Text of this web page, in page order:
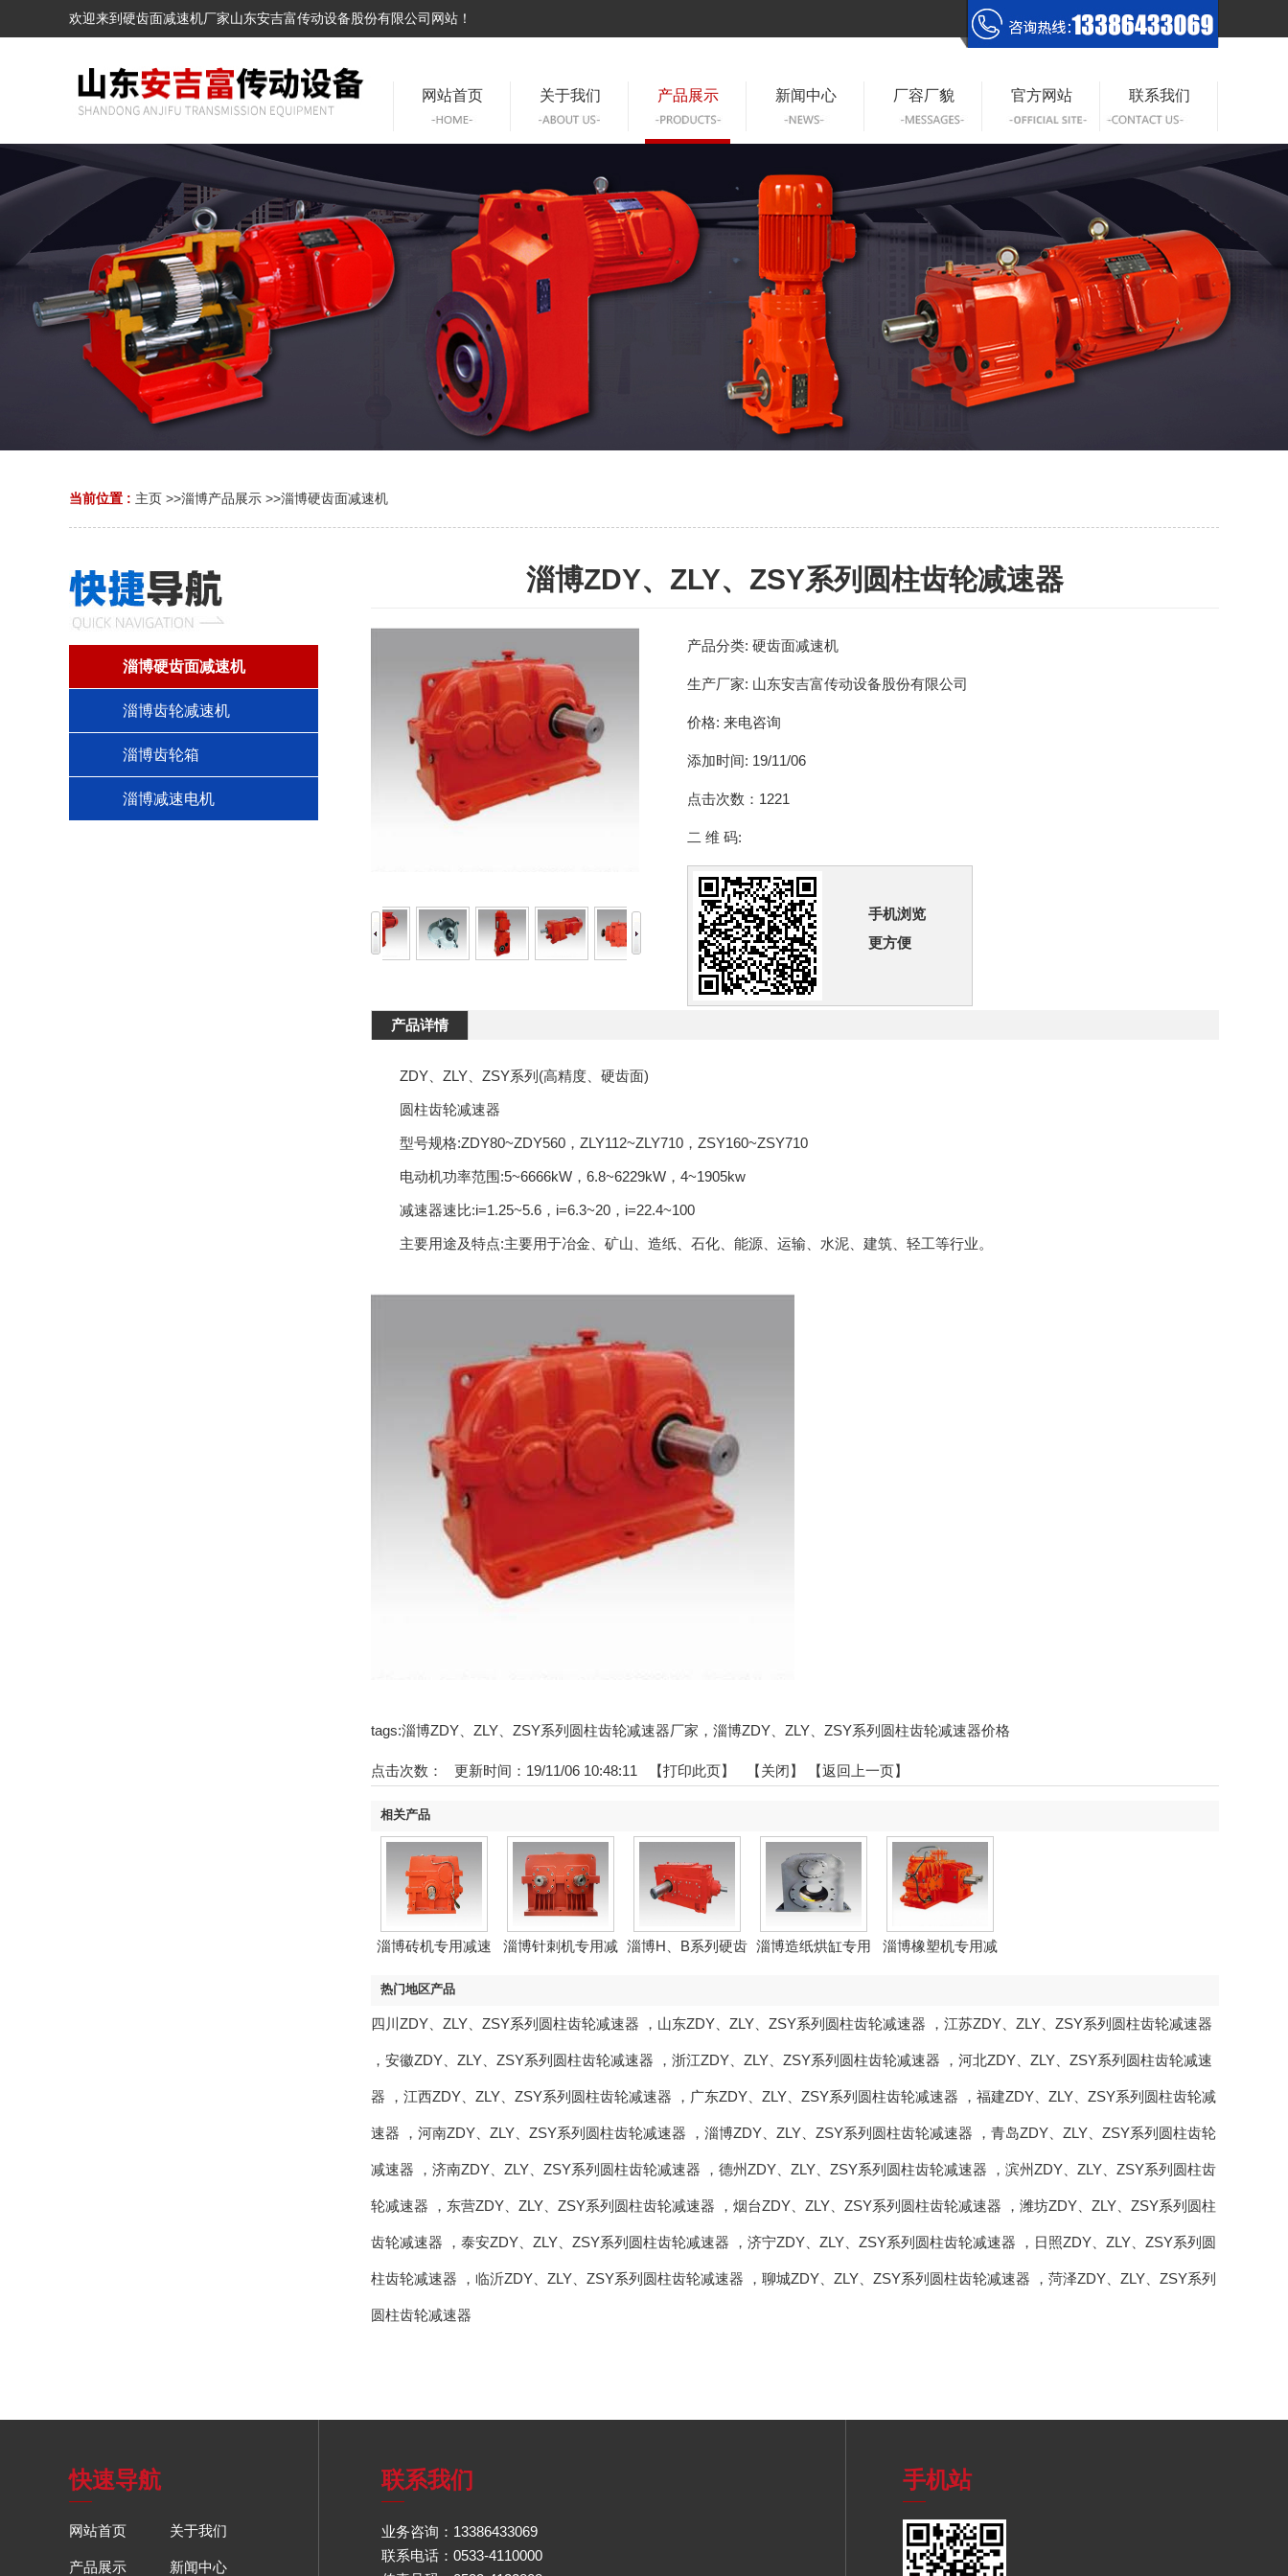
欢迎来到硬齿面减速机厂家山东安吉富传动设备股份有限公司网站！
网站首页 关于我们 产品展示 新闻中心 厂容厂貌 官方网站 联系我们
当前位置 : 主页 >>淄博产品展示 >>淄博硬齿面减速机
淄博硬齿面减速机
淄博齿轮减速机
淄博齿轮箱
淄博减速电机
淄博ZDY、ZLY、ZSY系列圆柱齿轮减速器
产品分类: 硬齿面减速机
生产厂家: 山东安吉富传动设备股份有限公司
价格: 来电咨询
添加时间: 19/11/06
点击次数： 1221
二 维 码:
手机浏览
更方便
产品详情
ZDY、ZLY、ZSY系列(高精度、硬齿面)
圆柱齿轮减速器
型号规格:ZDY80~ZDY560，ZLY112~ZLY710，ZSY160~ZSY710
电动机功率范围:5~6666kW，6.8~6229kW，4~1905kw
减速器速比:i=1.25~5.6，i=6.3~20，i=22.4~100
主要用途及特点:主要用于冶金、矿山、造纸、石化、能源、运输、水泥、建筑、轻工等行业。
tags:淄博ZDY、ZLY、ZSY系列圆柱齿轮减速器厂家，淄博ZDY、ZLY、ZSY系列圆柱齿轮减速器价格
点击次数： 更新时间：19/11/06 10:48:11 【打印此页】 【关闭】 【返回上一页】
相关产品
淄博砖机专用减速
淄博针刺机专用减 淄博H、B系列硬齿 淄博造纸烘缸专用
淄博橡塑机专用减
热门地区产品
四川ZDY、ZLY、ZSY系列圆柱齿轮减速器 ， 山东ZDY、ZLY、ZSY系列圆柱齿轮减速器 ， 江苏ZDY、ZLY、ZSY系列圆柱齿轮减速器
， 安徽ZDY、ZLY、ZSY系列圆柱齿轮减速器 ， 浙江ZDY、ZLY、ZSY系列圆柱齿轮减速器 ， 河北ZDY、ZLY、ZSY系列圆柱齿轮减速
器 ， 江西ZDY、ZLY、ZSY系列圆柱齿轮减速器 ， 广东ZDY、ZLY、ZSY系列圆柱齿轮减速器 ， 福建ZDY、ZLY、ZSY系列圆柱齿轮减
速器 ， 河南ZDY、ZLY、ZSY系列圆柱齿轮减速器 ， 淄博ZDY、ZLY、ZSY系列圆柱齿轮减速器 ， 青岛ZDY、ZLY、ZSY系列圆柱齿轮
减速器 ， 济南ZDY、ZLY、ZSY系列圆柱齿轮减速器 ， 德州ZDY、ZLY、ZSY系列圆柱齿轮减速器 ， 滨州ZDY、ZLY、ZSY系列圆柱齿
轮减速器 ， 东营ZDY、ZLY、ZSY系列圆柱齿轮减速器 ， 烟台ZDY、ZLY、ZSY系列圆柱齿轮减速器 ， 潍坊ZDY、ZLY、ZSY系列圆柱
齿轮减速器 ， 泰安ZDY、ZLY、ZSY系列圆柱齿轮减速器 ， 济宁ZDY、ZLY、ZSY系列圆柱齿轮减速器 ， 日照ZDY、ZLY、ZSY系列圆
柱齿轮减速器 ， 临沂ZDY、ZLY、ZSY系列圆柱齿轮减速器 ， 聊城ZDY、ZLY、ZSY系列圆柱齿轮减速器 ， 菏泽ZDY、ZLY、ZSY系列
圆柱齿轮减速器
快速导航
网站首页 关于我们
产品展示 新闻中心
联系我们
业务咨询：13386433069
联系电话：0533-4110000
手机站